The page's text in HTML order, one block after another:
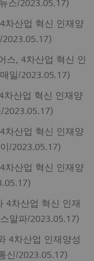
스/2023.05.17)
차산업 혁신 인재양
스, 4차산업 혁신 인
일/2023.05.17)
차산업 혁신 인재양
2023.05.17)
차산업 혁신 인재양
/2023.05.17)
차산업 혁신 인재양
4차산업 혁신 인재
알파/2023.05.17)
4차산업 인재양성
신/2023.05.17)